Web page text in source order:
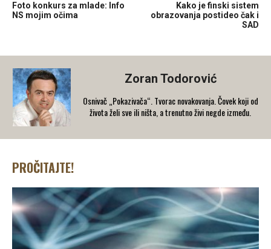
Foto konkurs za mlade: Info
NS mojim očima
Kako je finski sistem
obrazovanja postideo čak i
SAD
Zoran Todorović
Osnivač „Pokazivača“. Tvorac novakovanja. Čovek koji od
života želi sve ili ništa, a trenutno živi negde između.
PROČITAJTE!